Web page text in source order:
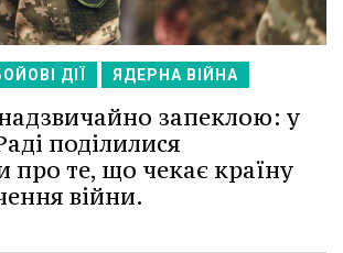
ДІЇ ЯДЕРНА ВІЙНА
запеклою: у
поділилися
про те, що чекає країну
війни.